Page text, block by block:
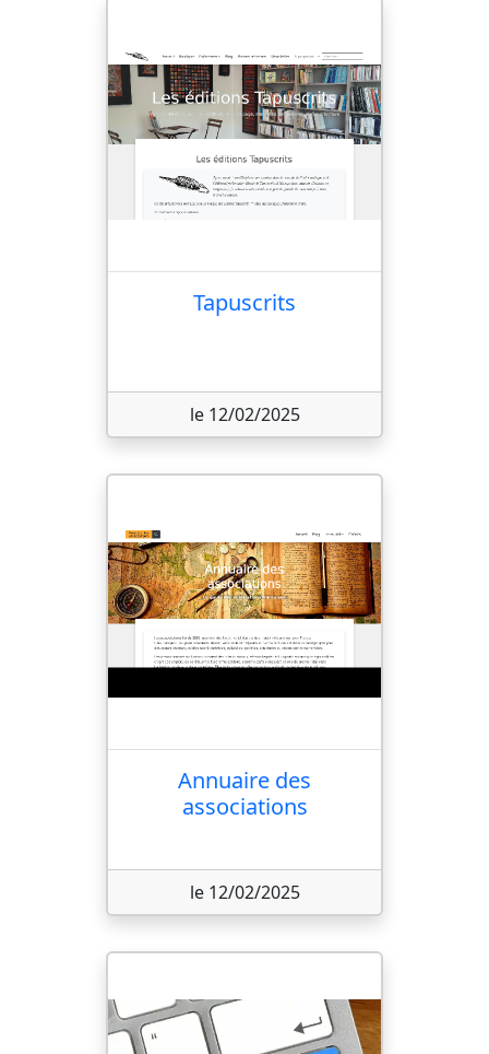
Tapuscrits
le 12/02/2025
Annuaire des
associations
le 12/02/2025